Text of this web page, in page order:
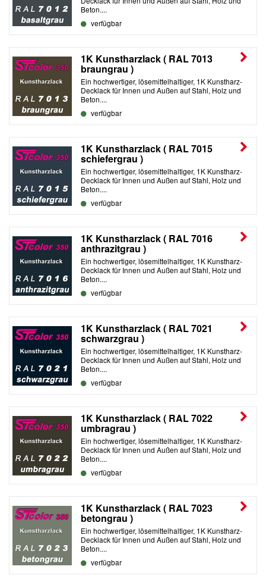
Beton....
verfügbar
1K Kunstharzlack ( RAL 7013
braungrau )
Ein hochwertiger, lösemittelhaltiger, 1K Kunstharz-
Decklack für Innen und Außen auf Stahl, Holz und
Beton....
verfügbar
1K Kunstharzlack ( RAL 7015
schiefergrau )
Ein hochwertiger, lösemittelhaltiger, 1K Kunstharz-
Decklack für Innen und Außen auf Stahl, Holz und
Beton....
verfügbar
1K Kunstharzlack ( RAL 7016
anthrazitgrau )
Ein hochwertiger, lösemittelhaltiger, 1K Kunstharz-
Decklack für Innen und Außen auf Stahl, Holz und
Beton....
verfügbar
1K Kunstharzlack ( RAL 7021
schwarzgrau )
Ein hochwertiger, lösemittelhaltiger, 1K Kunstharz-
Decklack für Innen und Außen auf Stahl, Holz und
Beton....
verfügbar
1K Kunstharzlack ( RAL 7022
umbragrau )
Ein hochwertiger, lösemittelhaltiger, 1K Kunstharz-
Decklack für Innen und Außen auf Stahl, Holz und
Beton....
verfügbar
1K Kunstharzlack ( RAL 7023
betongrau )
Ein hochwertiger, lösemittelhaltiger, 1K Kunstharz-
Decklack für Innen und Außen auf Stahl, Holz und
Beton....
verfügbar